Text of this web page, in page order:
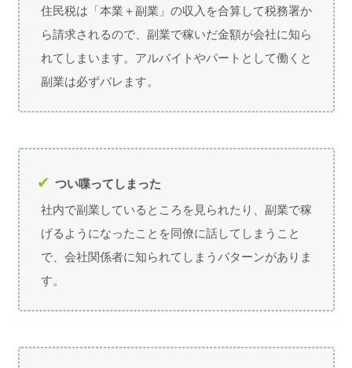
住民税は「本業＋副業」の収入を合算して税務署か
ら請求されるので、副業で稼いだ金額が会社に知ら
れてしまいます。アルバイトやパートとして働くと
副業は必ずバレます。
つい喋ってしまった
社内で副業しているところを見られたり、副業で稼
げるようになったことを同僚に話してしまうこと
で、会社関係者に知られてしまうパターンがありま
す。